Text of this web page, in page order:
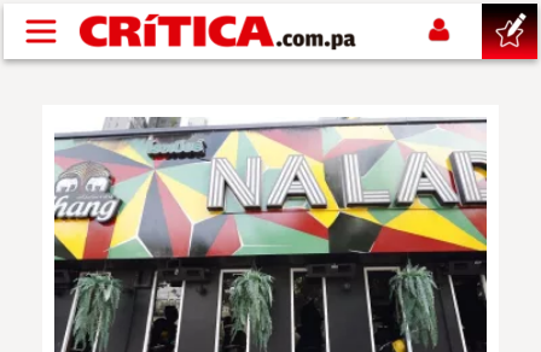
Pasar al contenido principal
SUCESOS
NACIONAL
POLÍTICA